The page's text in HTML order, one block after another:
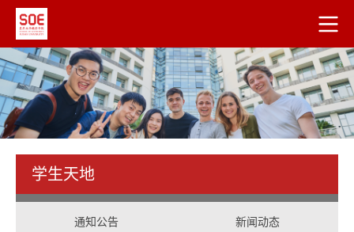
学生天地
通知公告 新闻动态